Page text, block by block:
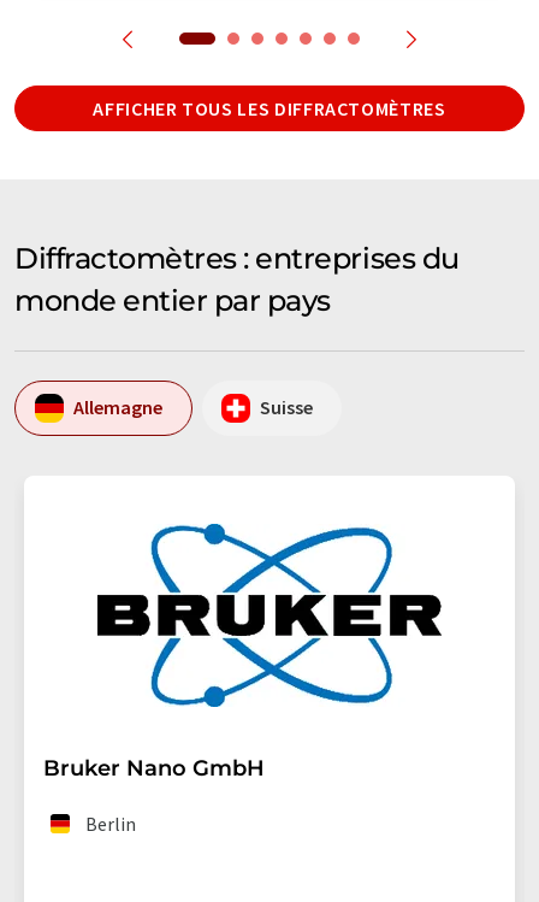
AFFICHER TOUS LES DIFFRACTOMÈTRES
Diffractomètres : entreprises du
monde entier par pays
Allemagne Suisse
Bruker Nano GmbH
Berlin